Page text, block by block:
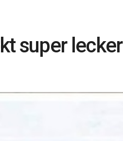
super lecker